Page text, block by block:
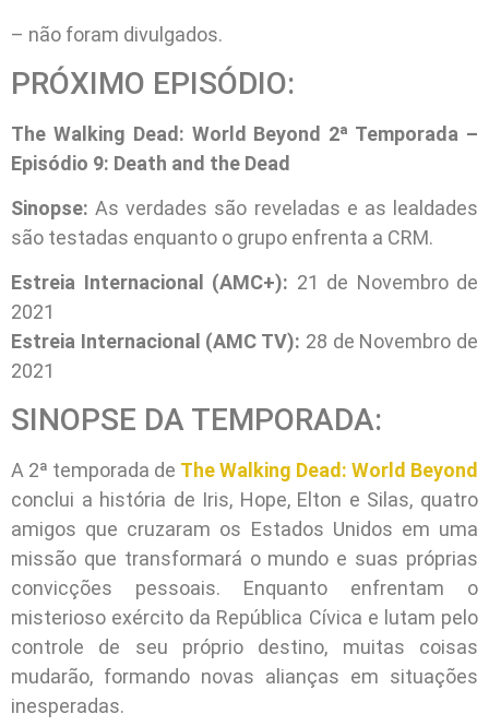
– não foram divulgados.
PRÓXIMO EPISÓDIO:
The Walking Dead: World Beyond 2ª Temporada –
Episódio 9: Death and the Dead
Sinopse: As verdades são reveladas e as lealdades
são testadas enquanto o grupo enfrenta a CRM.
Estreia Internacional (AMC+): 21 de Novembro de
2021
Estreia Internacional (AMC TV): 28 de Novembro de
2021
SINOPSE DA TEMPORADA:
A 2ª temporada de The Walking Dead: World Beyond
conclui a história de Iris, Hope, Elton e Silas, quatro
amigos que cruzaram os Estados Unidos em uma
missão que transformará o mundo e suas próprias
convicções pessoais. Enquanto enfrentam o
misterioso exército da República Cívica e lutam pelo
controle de seu próprio destino, muitas coisas
mudarão, formando novas alianças em situações
inesperadas.